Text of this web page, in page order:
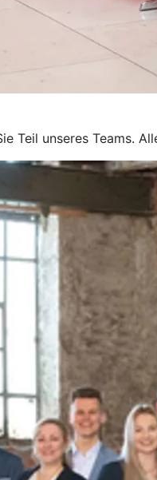
Teil unseres Teams.